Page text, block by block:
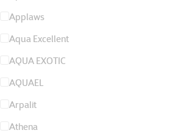
Applaws
Aqua Excellent
AQUA EXOTIC
AQUAEL
Arpalit
Athena